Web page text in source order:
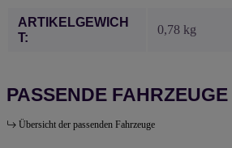
ARTIKELGEWICH
T:
0,78 kg
PASSENDE FAHRZEUGE
Übersicht der passenden Fahrzeuge